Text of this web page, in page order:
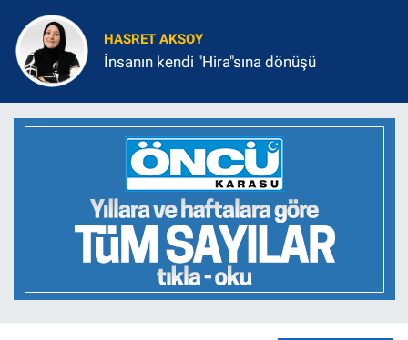
HASRET AKSOY
İnsanın kendi "Hira"sına dönüşü